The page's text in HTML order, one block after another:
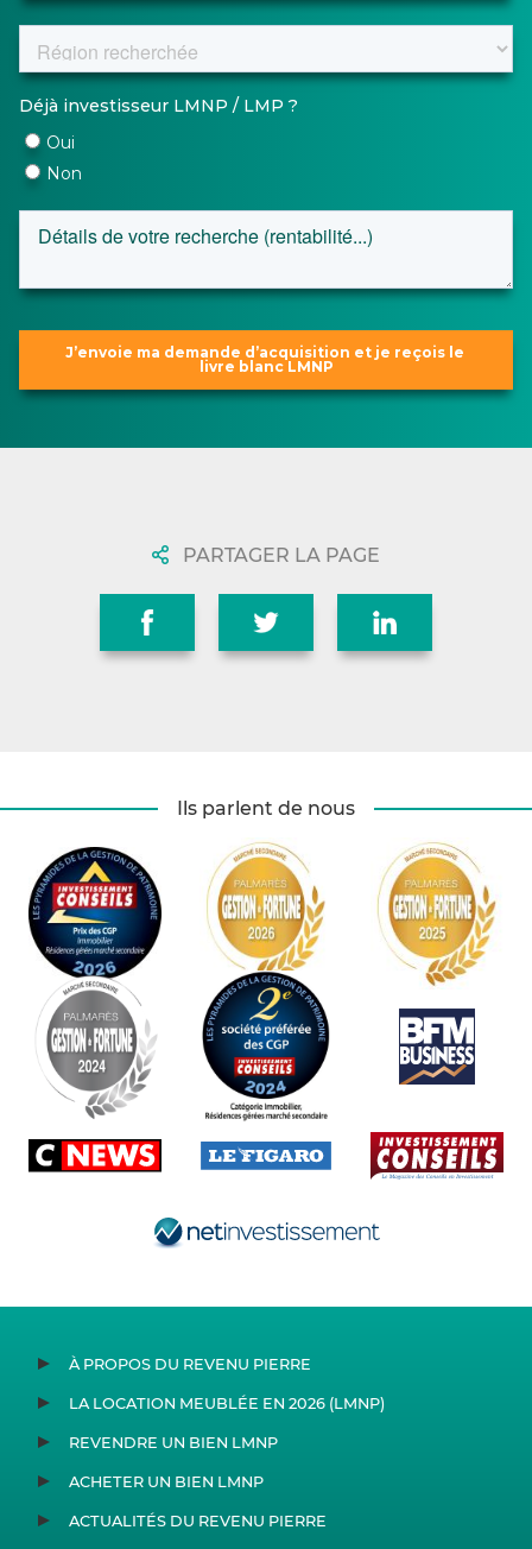
PARTAGER LA PAGE
Ils parlent de nous
À PROPOS DU REVENU PIERRE
LA LOCATION MEUBLÉE EN 2026 (LMNP)
REVENDRE UN BIEN LMNP
ACHETER UN BIEN LMNP
ACTUALITÉS DU REVENU PIERRE